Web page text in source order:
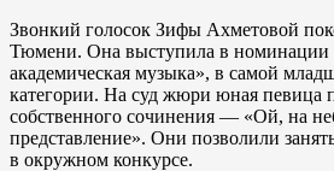
Звонкий голосок Зифы Ахметовой
Тюмени. Она выступила в номинации
академическая музыка», в самой
категории. На суд жюри юная певица
собственного сочинения — «Ой, на
представление». Они позволили
в окружном конкурсе.